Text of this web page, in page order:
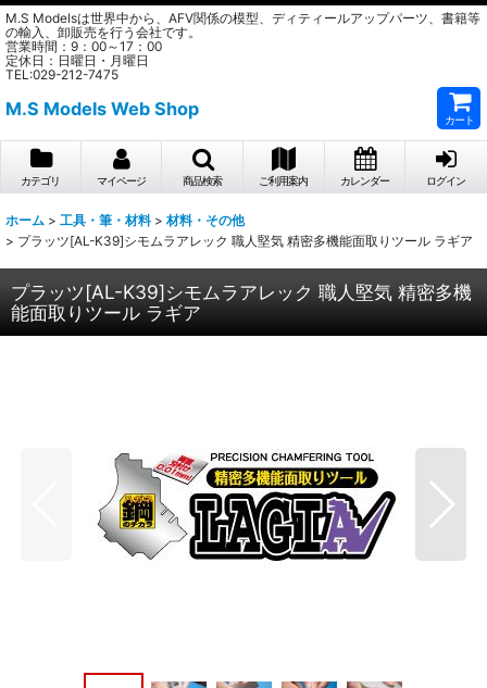
M.S Modelsは世界中から、AFV関係の模型、ディティールアップパーツ、書籍等
の輸入、卸販売を行う会社です。
営業時間：9：00～17：00
定休日：日曜日・月曜日
TEL:029-212-7475
M.S Models Web Shop
カート
カテゴリ マイページ 商品検索 ご利用案内 カレンダー ログイン
ホーム > 工具・筆・材料 > 材料・その他
> プラッツ[AL-K39]シモムラアレック 職人堅気 精密多機能面取りツール ラギア
プラッツ[AL-K39]シモムラアレック 職人堅気 精密多機
能面取りツール ラギア